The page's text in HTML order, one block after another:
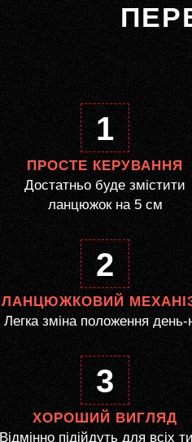
1
ПРОСТЕ КЕРУВАННЯ
Достатньо буде змістити
ланцюжок на 5 см
2
ЛАНЦЮЖКОВИЙ
Легка зміна положення день-
3
ХОРОШИЙ ВИГЛЯД
Відмінно підійдуть для всіх